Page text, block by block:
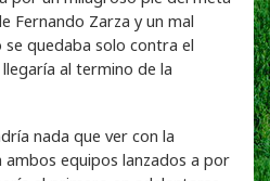
Fernando Zarza y un mal
quedaba solo contra el
al termino de la
nada que ver con la
equipos lanzados a por